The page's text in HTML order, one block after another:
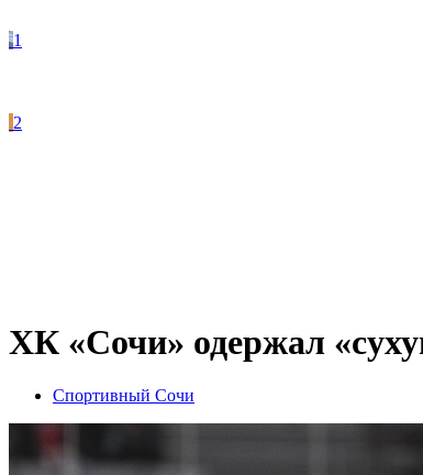
1
2
ХК «Сочи» одержал
Спортивный Сочи